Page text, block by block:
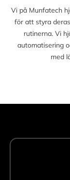
Vi på Munfatech
för att styra
rutinerna. Vi
automatisering
med